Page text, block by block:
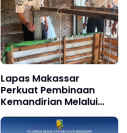
Lapas Makassar
Perkuat Pembinaan
Kemandirian Melalui
Chick In 306 Ekor Bibit
Ayam DOC